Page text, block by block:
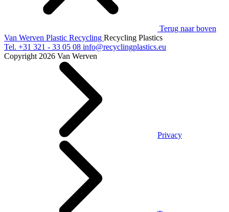
Terug naar boven
Van Werven Plastic Recycling Recycling Plastics
Tel. +31 321 - 33 05 08 info@recyclingplastics.eu
Copyright 2026 Van Werven
Privacy